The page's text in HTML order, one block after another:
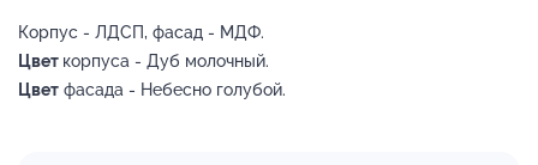
Корпус - ЛДСП, фасад - МДФ.
Цвет корпуса - Дуб молочный.
Цвет фасада - Небесно голубой.